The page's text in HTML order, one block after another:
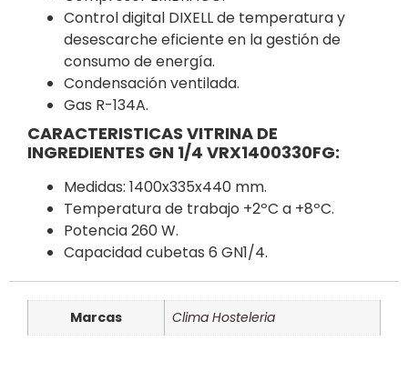
Control digital DIXELL de temperatura y
desescarche eficiente en la gestión de
consumo de energía.
Condensación ventilada.
Gas R-134A.
CARACTERISTICAS VITRINA DE
INGREDIENTES GN 1/4 VRX1400330FG:
Medidas: 1400x335x440 mm.
Temperatura de trabajo +2ºC a +8ºC.
Potencia 260 W.
Capacidad cubetas 6 GN1/4.
Marcas Clima Hosteleria